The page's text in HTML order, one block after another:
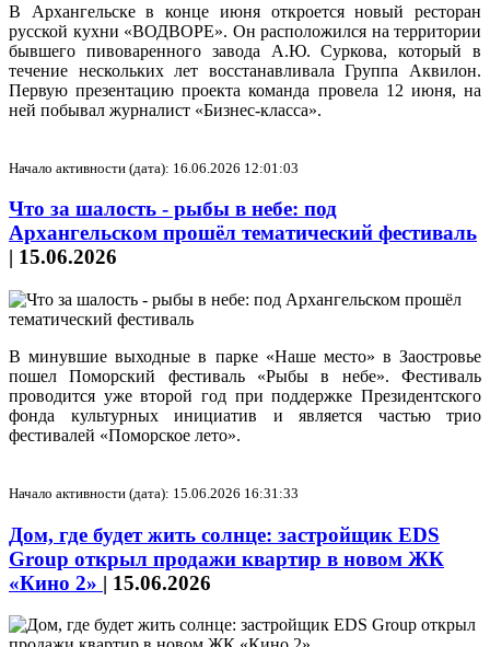
В Архангельске в конце июня откроется новый ресторан
русской кухни «ВОДВОРЕ». Он расположился на территории
бывшего пивоваренного завода А.Ю. Суркова, который в
течение нескольких лет восстанавливала Группа Аквилон.
Первую презентацию проекта команда провела 12 июня, на
ней побывал журналист «Бизнес-класса».
Начало активности (дата): 16.06.2026 12:01:03
Что за шалость - рыбы в небе: под
Архангельском прошёл тематический фестиваль
| 15.06.2026
В минувшие выходные в парке «Наше место» в Заостровье
пошел Поморский фестиваль «Рыбы в небе». Фестиваль
проводится уже второй год при поддержке Президентского
фонда культурных инициатив и является частью трио
фестивалей «Поморское лето».
Начало активности (дата): 15.06.2026 16:31:33
Дом, где будет жить солнце: застройщик EDS
Group открыл продажи квартир в новом ЖК
«Кино 2» | 15.06.2026